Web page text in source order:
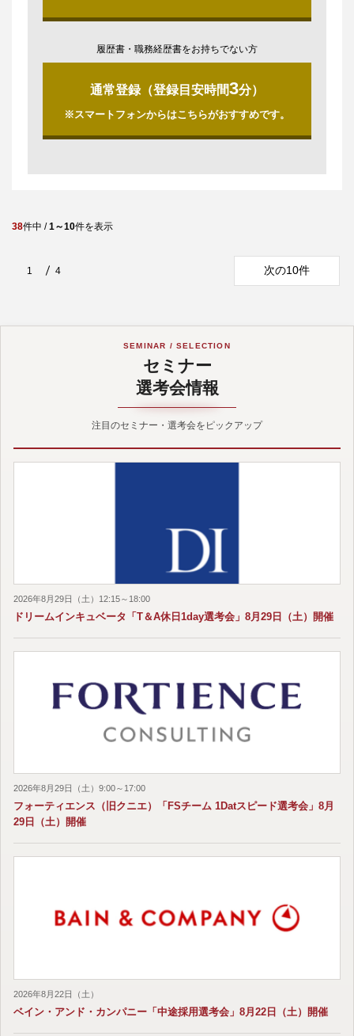
履歴書・職務経歴書をお持ちでない方
通常登録（登録目安時間3分）
※スマートフォンからはこちらがおすすめです。
38件中 /1～10件を表示
1 4 次の10件
SEMINAR / SELECTION
セミナー
選考会情報
注目のセミナー・選考会をピックアップ
2026年8月29日（土）12:15～18:00
ドリームインキュベータ「T＆A休日1day選考会」8月29日（土）開催
2026年8月29日（土）9:00～17:00
フォーティエンス（旧クニエ）「FSチーム 1Datスピード選考会」8月
29日（土）開催
2026年8月22日（土）
ベイン・アンド・カンパニー「中途採用選考会」8月22日（土）開催